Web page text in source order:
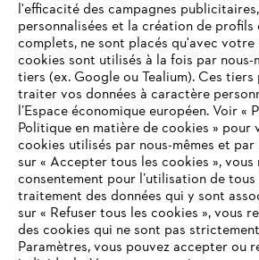
L'Entreprise
STIHL FAQ
Contact
VOTRE NAVIGATEUR
N'EST PLUS PRIS EN
l'efficacité des campagnes
personnalisées et la création de
complets, ne sont placés qu'avec votre
cookies sont utilisés à la fois par nous-
tiers (ex. Google ou Tealium). Ces
traiter vos données à caractère
l’Espace économique européen. Voir «
Politique en matière de cookies » pour
cookies utilisés par nous-mêmes et
sur « Accepter tous les cookies »,
consentement pour l’utilisation de
traitement des données qui y sont
sur « Refuser tous les cookies », vous
des cookies qui ne sont pas
Paramètres, vous pouvez accepter ou